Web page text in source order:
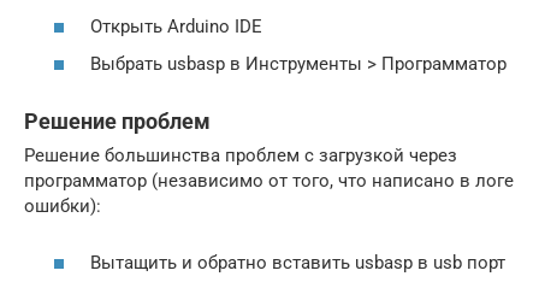
Открыть Arduino IDE
Выбрать usbasp в Инструменты > Программатор
Решение проблем
Решение большинства проблем с загрузкой через
программатор (независимо от того, что написано в логе
ошибки):
Вытащить и обратно вставить usbasp в usb порт